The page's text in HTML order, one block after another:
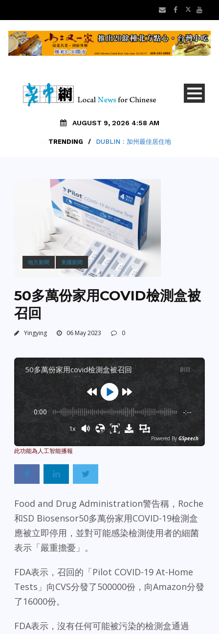
AUGUST 9, 2026 4:58 AM
TRENDING / DUBLIN：加州最佳居住地
地方新聞 美國新聞
50多萬份家用COVID檢測盒被
召回
Yingying 06 May 2023 0
50多萬份家用covid檢測盒被召回 剧目 :-
0:00 -:--
1x
Powered By GSpeech
Food and Drug Administration警告稱，Roche
和SD Biosensor50多萬份家用COVID-19檢測盒
應被立即停用，並對可能感染檢測使用者的細菌
表示「嚴重擔憂」。
FDA表示，召回的「Pilot COVID-19 At-Home
Tests」向CVS分發了500000份，向Amazon分發
了16000份。
FDA表示，沒有任何可能被污染的檢測盒通過